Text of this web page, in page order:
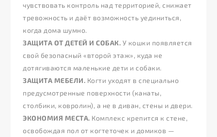
чувствовать контроль над территорией, снижает
тревожность и даёт возможность уединиться,
когда дома шумно.
ЗАЩИТА ОТ ДЕТЕЙ И СОБАК. У кошки появляется
свой безопасный «второй этаж», куда не
дотягиваются маленькие дети и собаки.
ЗАЩИТА МЕБЕЛИ. Когти уходят в специально
предусмотренные поверхности (канаты,
столбики, ковролин), а не в диван, стены и двери.
ЭКОНОМИЯ МЕСТА. Комплекс крепится к стене,
освобождая пол от когтеточек и домиков —